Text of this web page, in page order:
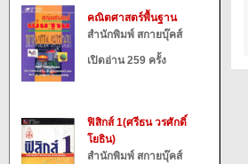
คณิตศาสตร์พื้นฐาน
สำนักพิมพ์ สกายบุ๊คส์
เปิดอ่าน 259 ครั้ง
ฟิสิกส์ 1(ศรีธน วรศักดิ์
โยธิน)
สำนักพิมพ์ สกายบุ๊คส์